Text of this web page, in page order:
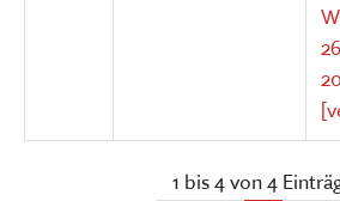
1 bis 4 von 4